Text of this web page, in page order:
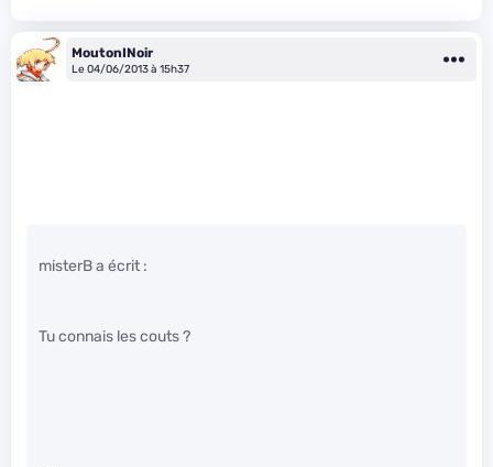
MoutonINoir
Le 04/06/2013 à 15h37
misterB a écrit :
Tu connais les couts ?